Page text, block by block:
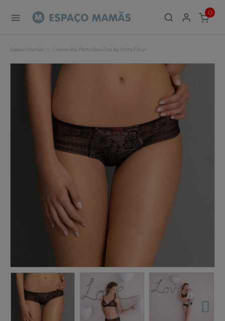
0
ITEMS
Espaço Mamãs Cuecas Pós-Parto Rosa Faia by Anita Fleur